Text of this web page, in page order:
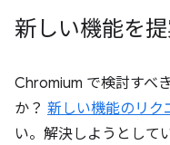
新しい機能を
Chromium で検討すべ
か？ 新しい機能のリク
い。解決しようとして